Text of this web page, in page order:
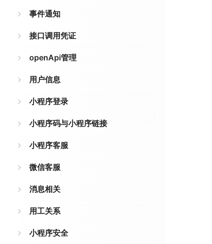
事件通知
接口调用凭证
openApi管理
用户信息
小程序登录
小程序码与小程序链接
小程序客服
微信客服
消息相关
用工关系
小程序安全